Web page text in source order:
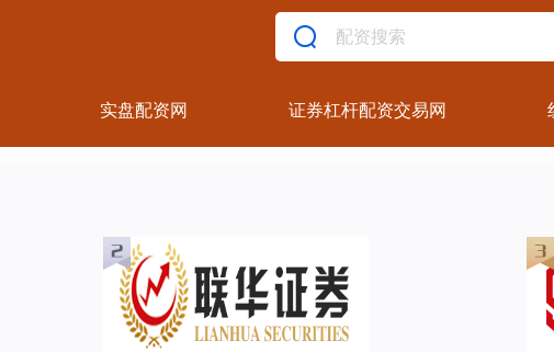
实盘配资网 证券杠杆配资交易网